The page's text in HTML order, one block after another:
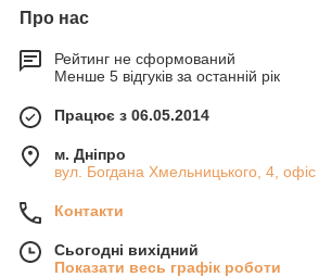
Про нас
Рейтинг не сформований
Менше 5 відгуків за останній рік
Працює з 06.05.2014
м. Дніпро
вул. Богдана Хмельницького, 4,
Контакти
Сьогодні вихідний
Показати весь графік роботи